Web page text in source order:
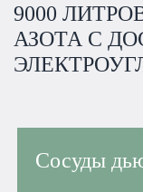
9000
АЗОТА С
Сосуды